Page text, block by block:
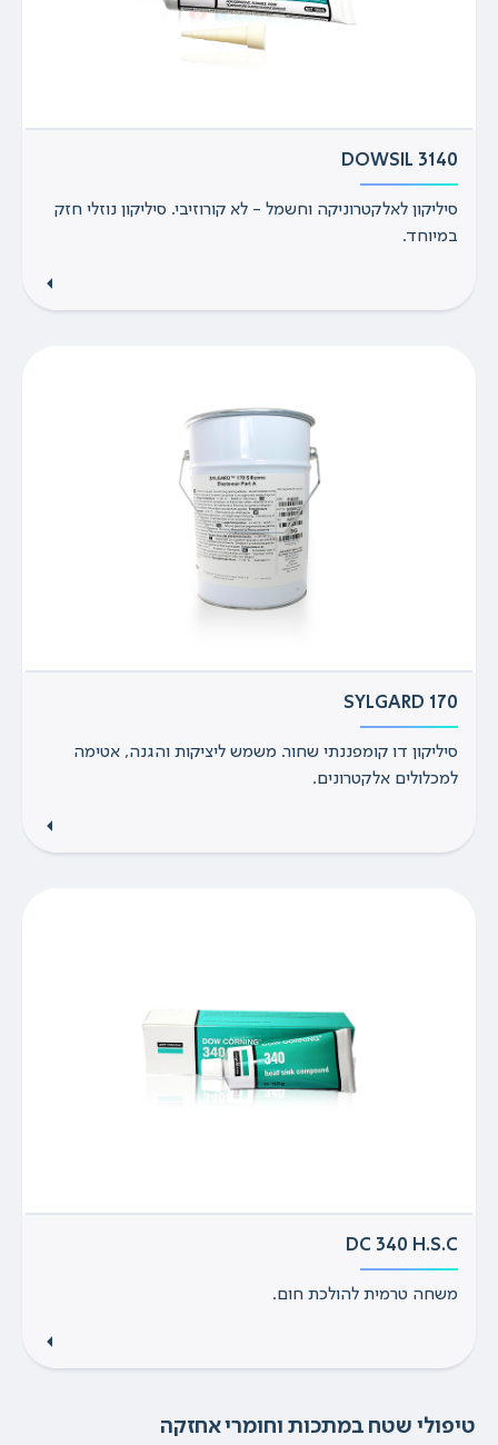
DOWSIL 3140
סיליקון לאלקטרוניקה וחשמל - לא קורוזיבי. סיליקון נוזלי חזק
במיוחד.
SYLGARD 170
סיליקון דו קומפננתי שחור. משמש ליציקות והגנה, אטימה
למכלולים אלקטרונים.
DC 340 H.S.C
משחה טרמית להולכת חום.
טיפולי שטח במתכות וחומרי אחזקה